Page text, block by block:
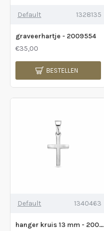
Default 1328135
graveerhartje - 2009554
€35,00
BESTELLEN
Default 1340463
hanger kruis 13 mm - 2009964